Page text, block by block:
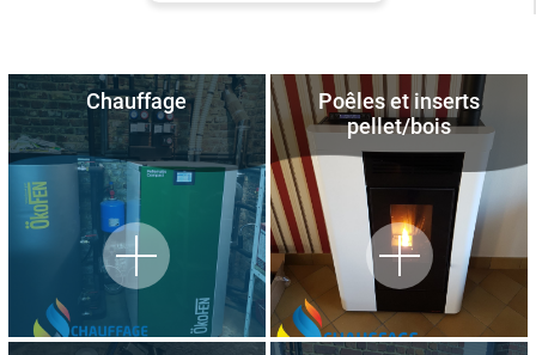
Chauffage
Poêles et inserts
pellet/bois